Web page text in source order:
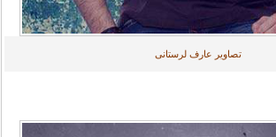
تصاویر عارف لرستانی